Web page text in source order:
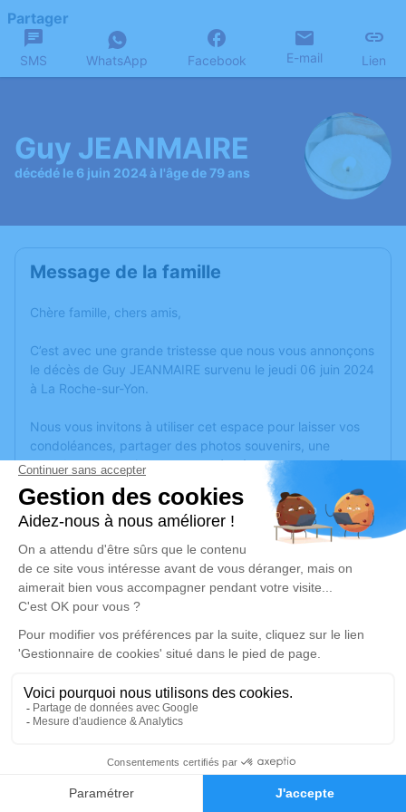
Faire-part Hommages
Partager
SMS WhatsApp Facebook E-mail Lien
Guy JEANMAIRE
décédé le 6 juin 2024 à l'âge de 79 ans
Message de la famille
Chère famille, chers amis,
C’est avec une grande tristesse que nous vous annonçons
le décès de Guy JEANMAIRE survenu le jeudi 06 juin 2024
à La Roche-sur-Yon.
Nous vous invitons à utiliser cet espace pour laisser vos
condoléances, partager des photos souvenirs, une
anecdote ou exprimer vos pensées à travers des poèmes
ou des textes. Cet endroit est un lieu d'expression dédié à
honorer la mémoire de Guy JEANMAIRE.
Un service de plantation d’arbre hommage estdisponible
jeudi 13 juin 2024 à 10h30
Eglise des Clouzeaux d'Aubigny-Les
Clouzeaux
85430 Aubigny-Les Clouzeaux